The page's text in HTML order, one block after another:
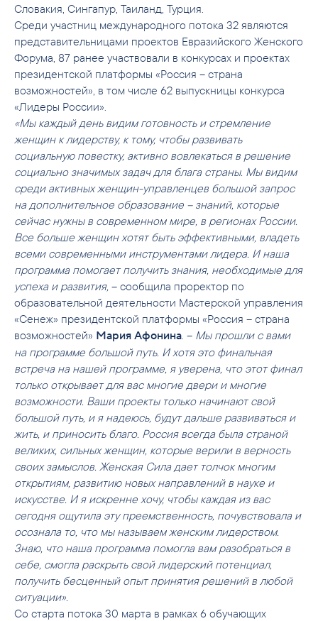
Словакия, Сингапур, Таиланд, Турция.
Среди участниц международного потока 32 являются
представительницами проектов Евразийского Женского
Форума, 87 ранее участвовали в конкурсах и проектах
президентской платформы «Россия – страна
возможностей», в том числе 62 выпускницы конкурса
«Лидеры России».
«Мы каждый день видим готовность и стремление
женщин к лидерству, к тому, чтобы развивать
социальную повестку, активно вовлекаться в решение
социально значимых задач для блага страны. Мы видим
среди активных женщин-управленцев большой запрос
на дополнительное образование – знаний, которые
сейчас нужны в современном мире, в регионах России.
Все больше женщин хотят быть эффективными, владеть
всеми современными инструментами лидера. И наша
программа помогает получить знания, необходимые для
успеха и развития, – сообщила проректор по
образовательной деятельности Мастерской управления
«Сенеж» президентской платформы «Россия – страна
возможностей» Мария Афонина . – Мы прошли с вами
на программе большой путь. И хотя это финальная
встреча на нашей программе, я уверена, что этот финал
только открывает для вас многие двери и многие
возможности. Ваши проекты только начинают свой
большой путь, и я надеюсь, будут дальше развиваться и
жить, и приносить благо. Россия всегда была страной
великих, сильных женщин, которые верили в верность
своих замыслов. Женская Сила дает толчок многим
открытиям, развитию новых направлений в науке и
искусстве. И я искренне хочу, чтобы каждая из вас
сегодня ощутила эту преемственность, почувствовала и
осознала то, что мы называем женским лидерством.
Знаю, что наша программа помогла вам разобраться в
себе, смогла раскрыть свой лидерский потенциал,
получить бесценный опыт принятия решений в любой
ситуации».
Со старта потока 30 марта в рамках 6 обучающих